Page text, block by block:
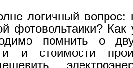
логичный вопрос:
фотовольтаики? Как
помнить о
и стоимости